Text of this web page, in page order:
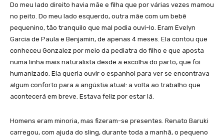
Do meu lado direito havia mãe e filha que por várias vezes mamou
no peito. Do meu lado esquerdo, outra mãe com um bebê
pequenino, tão tranquilo que mal podia ouvi-lo. Eram Evelyn
Garcia de Paula e Benjamin, de apenas 4 meses. Ela contou que
conheceu Gonzalez por meio da pediatra do filho e que aposta
numa linha mais naturalista desde a escolha do parto, que foi
humanizado. Ela queria ouvir o espanhol para ver se encontrava
algum conforto para a angústia atual: a volta ao trabalho que
acontecerá em breve. Estava feliz por estar lá.
Homens eram minoria, mas fizeram-se presentes. Renato Baruki
carregou, com ajuda do sling, durante toda a manhã, o pequeno